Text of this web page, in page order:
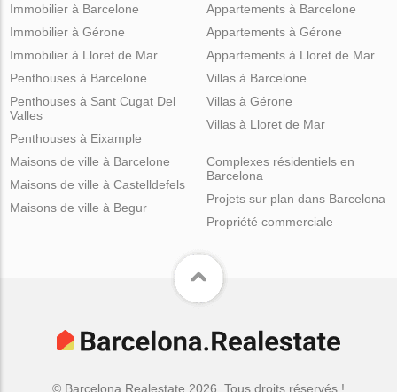
Immobilier à Barcelone
Immobilier à Gérone
Immobilier à Lloret de Mar
Appartements à Barcelone
Appartements à Gérone
Appartements à Lloret de Mar
Penthouses à Barcelone
Penthouses à Sant Cugat Del
Valles
Penthouses à Eixample
Villas à Barcelone
Villas à Gérone
Villas à Lloret de Mar
Maisons de ville à Barcelone
Maisons de ville à Castelldefels
Maisons de ville à Begur
Complexes résidentiels en
Barcelona
Projets sur plan dans Barcelona
Propriété commerciale
© Barcelona.Realestate 2026. Tous droits réservés !